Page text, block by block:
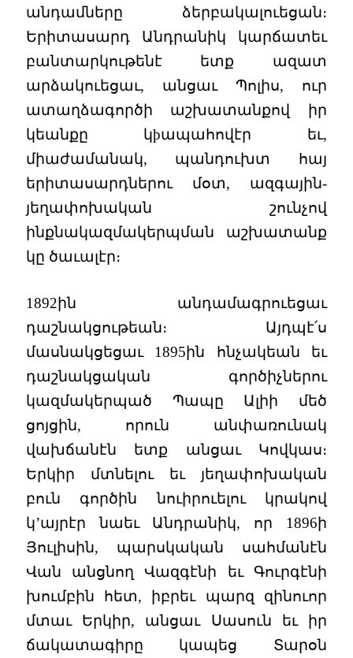
անդամները ձերբակալուեցան։
Երիտասարդ Անդրանիկ կարճատեւ
բանտարկութենէ ետք ազատ
արձակուեցաւ, անցաւ Պոլիս, ուր
ատաղձագործի աշխատանքով իր
կեանքը կþապահովէր եւ,
միաժամանակ, պանդուխտ հայ
երիտասարդներու մօտ, ազգային-
յեղափոխական շունչով
ինքնակազմակերպման աշխատանք
կը ծաւալէր։
1892ին անդամագրուեցաւ
դաշնակցութեան։ Այդպէ՛ս
մասնակցեցաւ 1895ին հնչակեան եւ
դաշնակցական գործիչներու
կազմակերպած Պապը Ալիի մեծ
ցոյցին, որուն անփառունակ
վախճանէն ետք անցաւ Կովկաս։
Երկիր մտնելու եւ յեղափոխական
բուն գործին նուիրուելու կրակով
կ’այրէր նաեւ Անդրանիկ, որ 1896ի
Յուլիսին, պարսկական սահմանէն
Վան անցնող Վազգէնի եւ Գուրգէնի
խումբին հետ, իբրեւ պարզ զինուոր
մտաւ Երկիր, անցաւ Սասուն եւ իր
ճակատագիրը կապեց Տարօն